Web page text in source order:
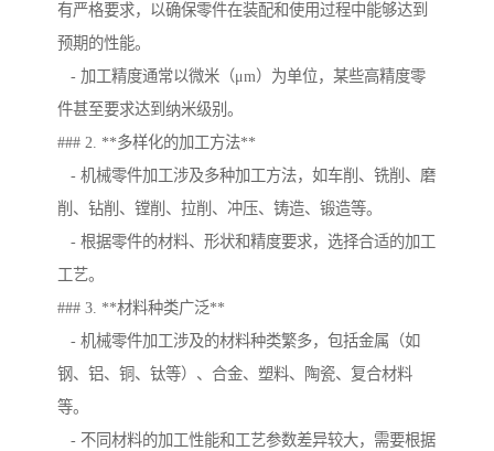
有严格要求，以确保零件在装配和使用过程中能够达到
预期的性能。
- 加工精度通常以微米（μm）为单位，某些高精度零
件甚至要求达到纳米级别。
### 2. **多样化的加工方法**
- 机械零件加工涉及多种加工方法，如车削、铣削、磨
削、钻削、镗削、拉削、冲压、铸造、锻造等。
- 根据零件的材料、形状和精度要求，选择合适的加工
工艺。
### 3. **材料种类广泛**
- 机械零件加工涉及的材料种类繁多，包括金属（如
钢、铝、铜、钛等）、合金、塑料、陶瓷、复合材料
等。
- 不同材料的加工性能和工艺参数差异较大，需要根据